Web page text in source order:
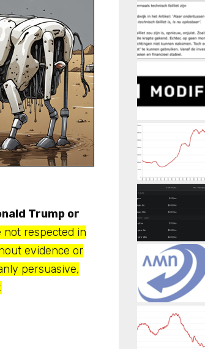
Trump or
not respected in
evidence or
persuasive,